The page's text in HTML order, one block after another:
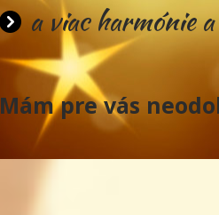
a viac harmónie
Mám pre vás